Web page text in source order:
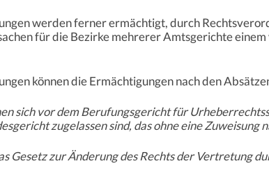
werden ferner ermächtigt, durch
für die Bezirke mehrerer Amtsgerichte einem
können die Ermächtigungen nach den
sich vor dem Berufungsgericht für
zugelassen sind, das ohne eine Zuweisung
Gesetz zur Änderung des Rechts der Vertretung